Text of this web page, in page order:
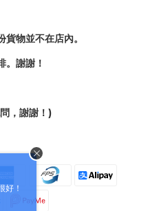
物並不在店內。
。謝謝！
，謝謝！)
好！